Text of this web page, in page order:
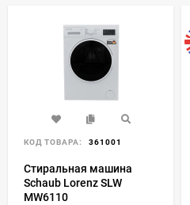
КОД ТОВАРА: 361001
Стиральная машина
Schaub Lorenz SLW
MW6110